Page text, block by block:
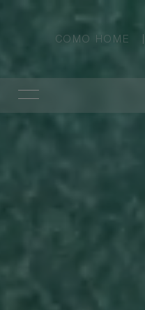
COMO HOME